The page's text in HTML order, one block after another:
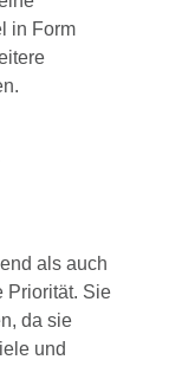
in Form
als auch
Priorität. Sie
da sie
und